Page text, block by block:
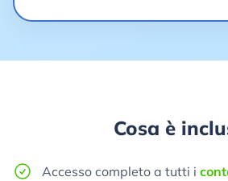
Cosa è
Accesso completo a tutti i